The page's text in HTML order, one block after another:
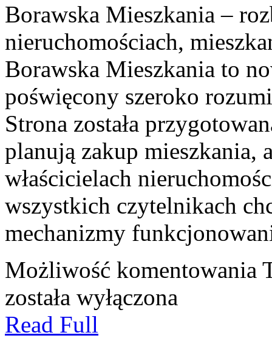
Borawska Mieszkania –
nieruchomościach,
Borawska Mieszkania to
poświęcony szeroko
Strona została
planują zakup mieszkania,
właścicielach
wszystkich czytelnikach
mechanizmy
Możliwość komentowania
została wyłączona
Read Full